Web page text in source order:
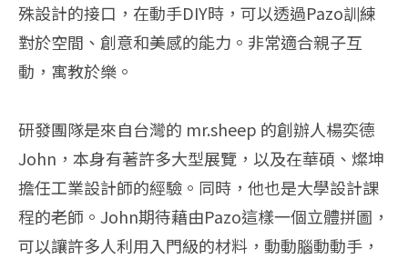
殊設計的接口，在動手DIY時，可以透過Pazo訓練
對於空間、創意和美感的能力。非常適合親子互
動，寓教於樂。
研發團隊是來自台灣的 mr.sheep 的創辦人楊奕德
John，本身有著許多大型展覽，以及在華碩、燦坤
擔任工業設計師的經驗。同時，他也是大學設計課
程的老師。John期待藉由Pazo這樣一個立體拼圖，
可以讓許多人利用入門級的材料，動動腦動動手，